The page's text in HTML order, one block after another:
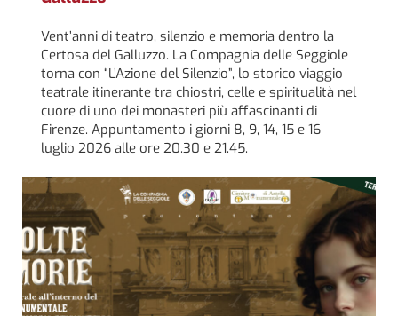
Vent’anni di teatro, silenzio e memoria dentro la
Certosa del Galluzzo. La Compagnia delle Seggiole
torna con “L’Azione del Silenzio”, lo storico viaggio
teatrale itinerante tra chiostri, celle e spiritualità nel
cuore di uno dei monasteri più affascinanti di
Firenze. Appuntamento i giorni 8, 9, 14, 15 e 16
luglio 2026 alle ore 20.30 e 21.45.